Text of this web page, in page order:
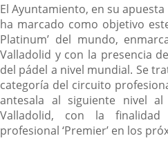
El Ayuntamiento, en su
ha marcado como objetivo
Platinum’ del mundo,
Valladolid y con la presencia
del pádel a nivel mundial. Se
categoría del circuito
antesala al siguiente nivel
Valladolid, con la
profesional ‘Premier’ en los